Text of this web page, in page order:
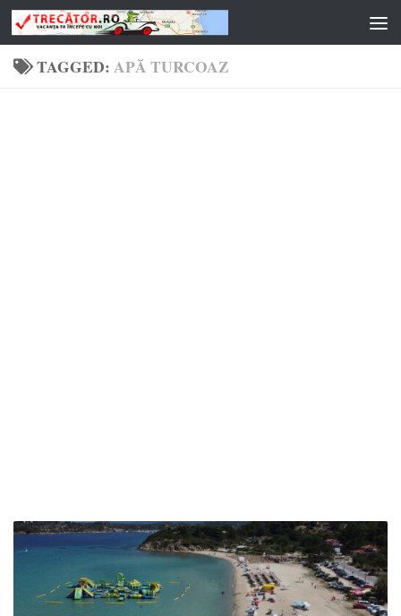
Skip to content
TAGGED:APĂ TURCOAZ